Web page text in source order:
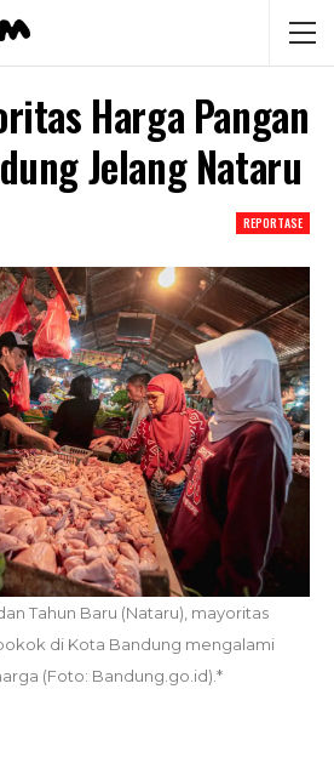
Harga Pangan
Jelang Nataru
REPORTASE
Tahun Baru (Nataru), mayoritas
di Kota Bandung mengalami
(Foto: Bandung.go.id).*